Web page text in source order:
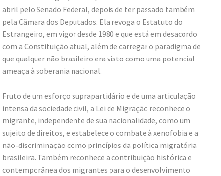
abril pelo Senado Federal, depois de ter passado também
pela Câmara dos Deputados. Ela revoga o Estatuto do
Estrangeiro, em vigor desde 1980 e que está em desacordo
com a Constituição atual, além de carregar o paradigma de
que qualquer não brasileiro era visto como uma potencial
ameaça à soberania nacional.
Fruto de um esforço suprapartidário e de uma articulação
intensa da sociedade civil, a Lei de Migração reconhece o
migrante, independente de sua nacionalidade, como um
sujeito de direitos, e estabelece o combate à xenofobia e a
não-discriminação como princípios da política migratória
brasileira. Também reconhece a contribuição histórica e
contemporânea dos migrantes para o desenvolvimento